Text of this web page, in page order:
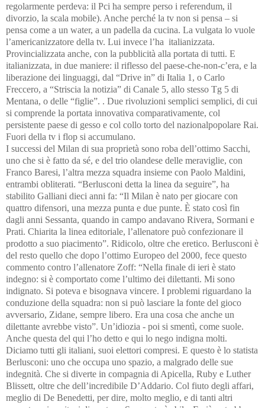
regolarmente perdeva: il Pci ha sempre perso i referendum, il
divorzio, la scala mobile). Anche perché la tv non si pensa – si
pensa come a un water, a un padella da cucina. La vulgata lo vuole
l’americanizzatore della tv. Lui invece l’ha italianizzata.
Provincializzata anche, con la pubblicità alla portata di tutti. E
italianizzata, in due maniere: il riflesso del paese-che-non-c’era, e la
liberazione dei linguaggi, dal “Drive in” di Italia 1, o Carlo
Freccero, a “Striscia la notizia” di Canale 5, allo stesso Tg 5 di
Mentana, o delle “figlie”. . Due rivoluzioni semplici semplici, di cui
si comprende la portata innovativa comparativamente, col
persistente paese di gesso e col collo torto del nazionalpopolare Rai.
Fuori della tv i flop si accumulano.
I successi del Milan di sua proprietà sono roba dell’ottimo Sacchi,
uno che si è fatto da sé, e del trio olandese delle meraviglie, con
Franco Baresi, l’altra mezza squadra insieme con Paolo Maldini,
entrambi obliterati. “Berlusconi detta la linea da seguire”, ha
stabilito Galliani dieci anni fa: “Il Milan è nato per giocare con
quattro difensori, una mezza punta e due punte. È stato così fin
dagli anni Sessanta, quando in campo andavano Rivera, Sormani e
Prati. Chiarita la linea editoriale, l’allenatore può confezionare il
prodotto a suo piacimento”. Ridicolo, oltre che eretico. Berlusconi è
del resto quello che dopo l’ottimo Europeo del 2000, fece questo
commento contro l’allenatore Zoff: “Nella finale di ieri è stato
indegno: si è comportato come l’ultimo dei dilettanti. Mi sono
indignato. Si poteva e bisognava vincere. I problemi riguardano la
conduzione della squadra: non si può lasciare la fonte del gioco
avversario, Zidane, sempre libero. Era una cosa che anche un
dilettante avrebbe visto”. Un’idiozia - poi si smentì, come suole.
Anche questa del qui l’ho detto e qui lo nego indigna molti.
Diciamo tutti gli italiani, suoi elettori compresi. E questo è lo statista
Berlusconi: uno che occupa uno spazio, a malgrado delle sue
indegnità. Che si diverte in compagnia di Apicella, Ruby e Luther
Blissett, oltre che dell’incredibile D’Addario. Col fiuto degli affari,
meglio di De Benedetti, per dire, molto meglio, e di tanti altri